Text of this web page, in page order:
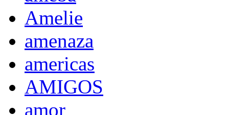
Amelie
amenaza
americas
AMIGOS
amor